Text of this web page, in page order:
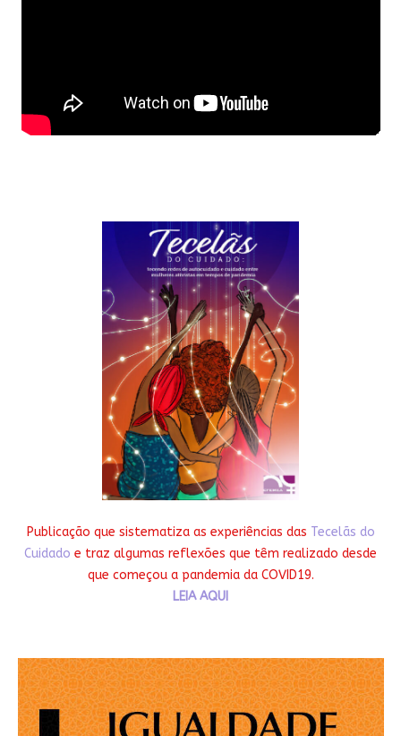
Publicação que sistematiza as experiências das Tecelãs do
Cuidado e traz algumas reflexões que têm realizado desde
que começou a pandemia da COVID19.
LEIA AQUI